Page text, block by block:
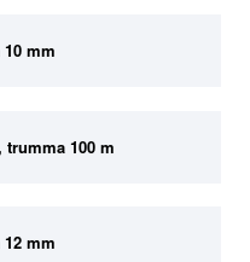
mm
trumma 100 m
mm